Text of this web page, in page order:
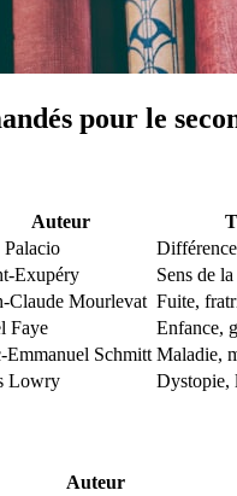
pour le
Auteur
Palacio
Exupéry Sens de
Claude Mourlevat Fuite,
Faye Enfance,
Emmanuel Schmitt Maladie,
Lowry Dystopie,
Auteur